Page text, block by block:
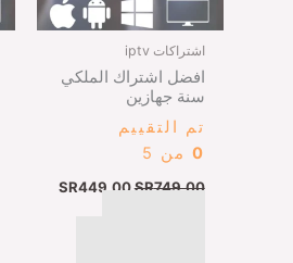
اشتراكات iptv
افضل اشتراك الملكي
سنة جهازين
تم التقييم
0 من 5
SR749,00
SR449,00